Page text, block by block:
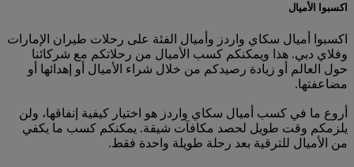
اكسبوا الأميال
اكسبوا أميال سكاي واردز وأميال الفئة على رحلات طيران الإمارات
وفلاي دبي. هذا ويمكنكم كسب الأميال من رحلاتكم مع شركائنا
حول العالم أو زيادة رصيدكم من خلال شراء الأميال أو إهدائها أو
مضاعفتها.
أروع ما في كسب أميال سكاي واردز هو اختيار كيفية إنفاقها، ولن
يلزمكم وقت طويل لحصد مكافآت شيقة. يمكنكم كسب ما يكفي
من الأميال للترقية بعد رحلة طويلة واحدة فقط.